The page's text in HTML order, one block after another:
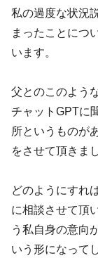
私の過度な状況
まったことにつ
います。
父とのこのよう
チャットGPTに
所というものが
をさせて頂きま
どのようにすれ
に相談させて頂
う私自身の意向
いう形になって